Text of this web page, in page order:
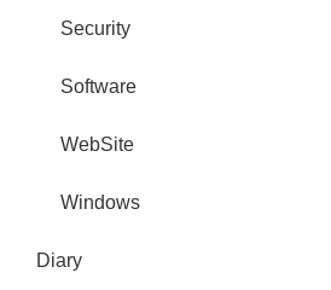
Security
Software
WebSite
Windows
Diary